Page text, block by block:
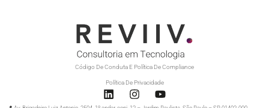
Código De Conduta E Política De Compliance
Política De Privacidade